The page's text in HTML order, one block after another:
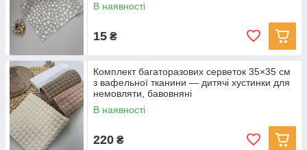
В наявності
15 ₴
Комплект багаторазових серветок 35×35 см
з вафельної тканини — дитячі хустинки для
немовляти, бавовняні
В наявності
220 ₴